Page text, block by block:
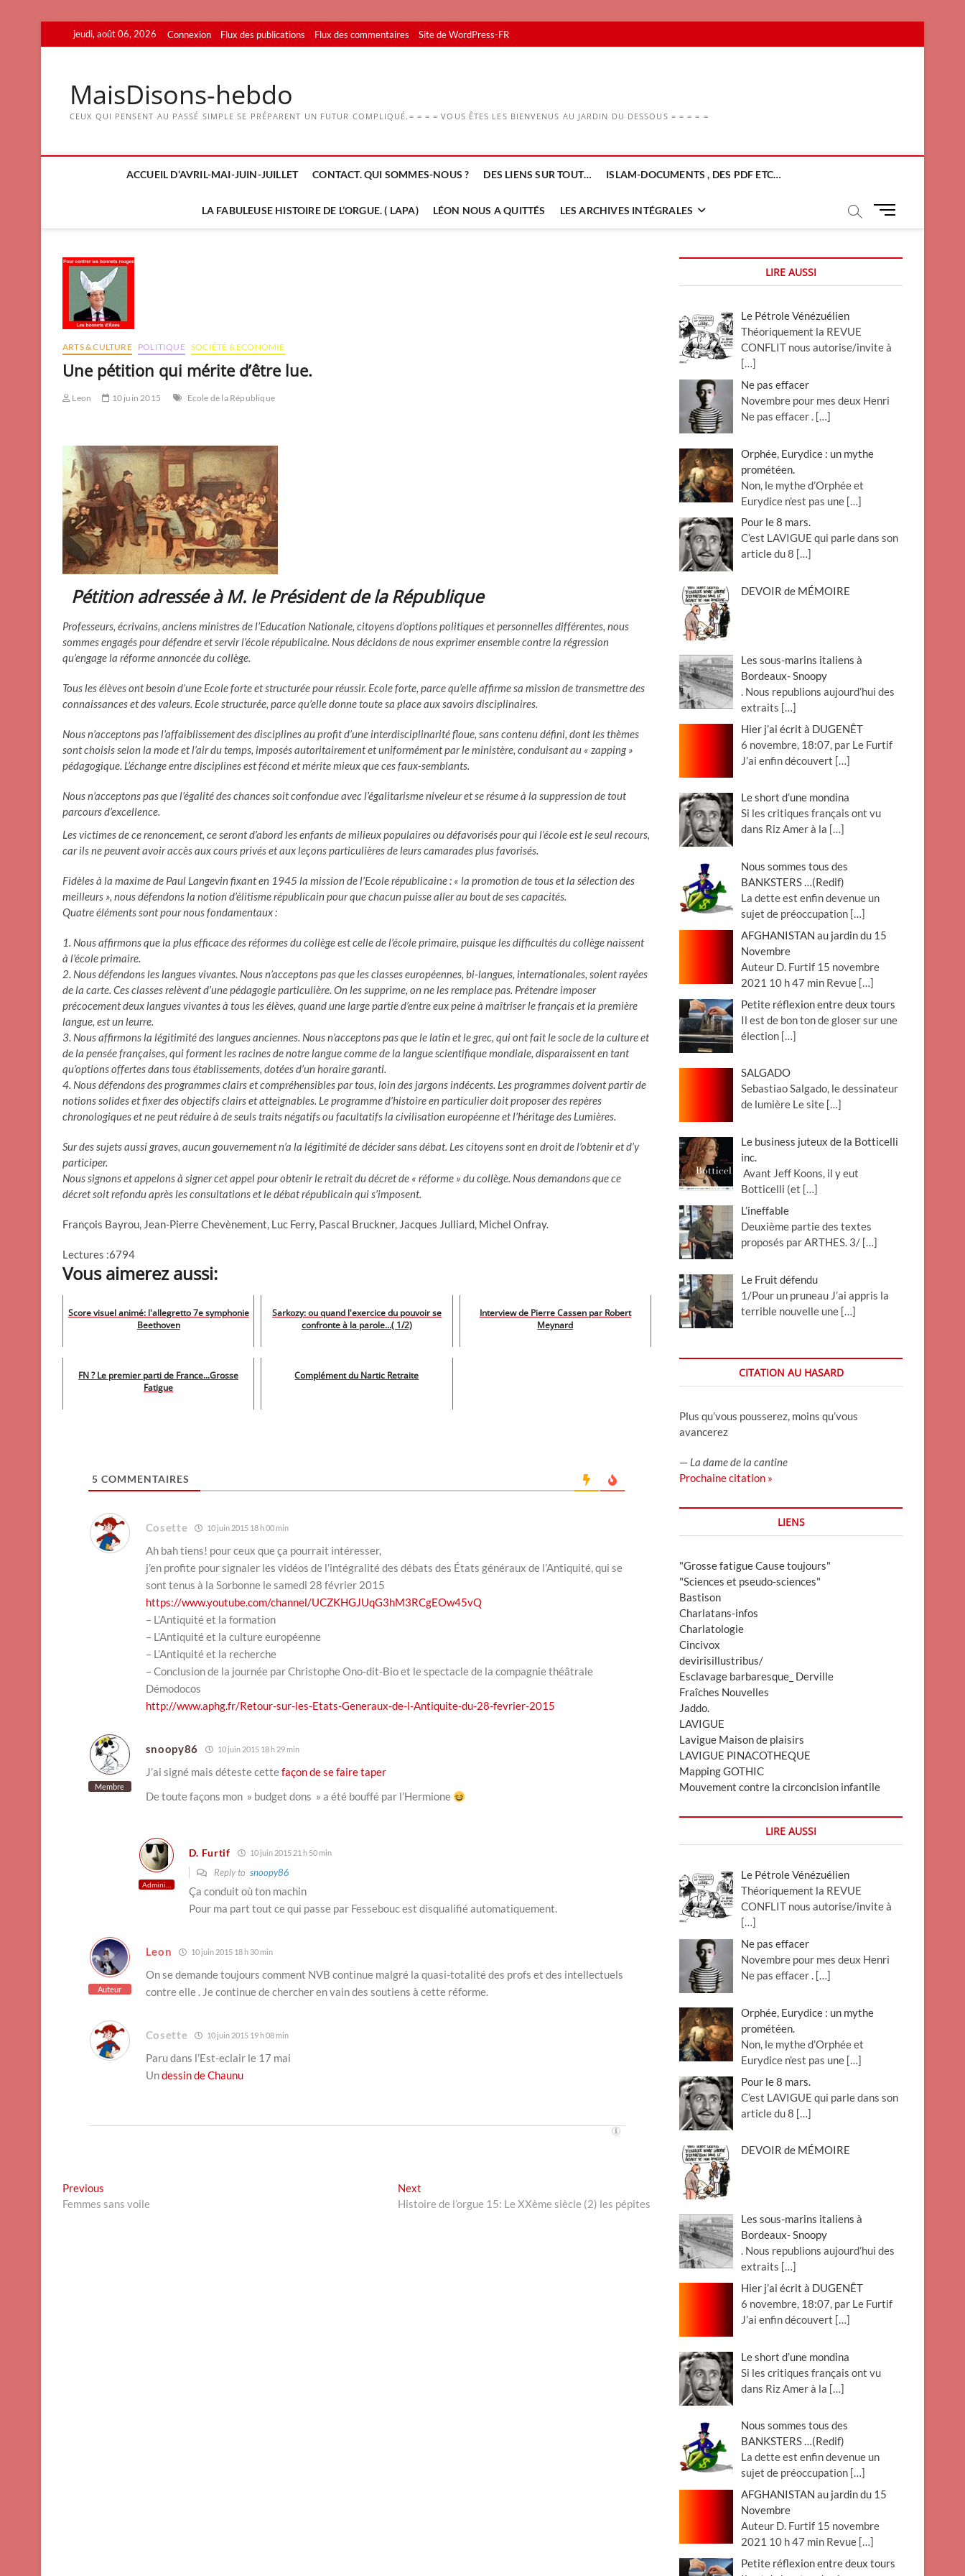
to
jeudi, août 06, 2026 Connexion Flux des publications Flux des commentaires Site de WordPress-FR
MaisDisons-hebdo
CEUX QUI PENSENT AU PASSÉ SIMPLE SE PRÉPARENT UN FUTUR COMPLIQUÉ.= = = = VOUS ÊTES LES BIENVENUS AU JARDIN DU DESSOUS = = = = =
ACCUEIL D’AVRIL-MAI-JUIN-JUILLET CONTACT. QUI SOMMES-NOUS ? DES LIENS SUR TOUT… ISLAM-DOCUMENTS , DES PDF ETC…
LA FABULEUSE HISTOIRE DE L’ORGUE. ( LAPA) LÉON NOUS A QUITTÉS LES ARCHIVES INTÉGRALES
M
u
u
n
ARTS & CULTURE POLITIQUE SOCIÉTÉ & ECONOMIE
Une pétition qui mérite d’être lue.
Leon 10 juin 2015 Ecole de la République
Pétition adressée à M. le Président de la République
Professeurs, écrivains, anciens ministres de l’Education Nationale, citoyens d’options politiques et personnelles différentes, nous
sommes engagés pour défendre et servir l’école républicaine. Nous décidons de nous exprimer ensemble contre la régression
qu’engage la réforme annoncée du collège.
Tous les élèves ont besoin d’une Ecole forte et structurée pour réussir. Ecole forte, parce qu’elle affirme sa mission de transmettre des
connaissances et des valeurs. Ecole structurée, parce qu’elle donne toute sa place aux savoirs disciplinaires.
Nous n’acceptons pas l’affaiblissement des disciplines au profit d’une interdisciplinarité floue, sans contenu défini, dont les thèmes
sont choisis selon la mode et l’air du temps, imposés autoritairement et uniformément par le ministère, conduisant au « zapping »
pédagogique. L’échange entre disciplines est fécond et mérite mieux que ces faux-semblants.
Nous n’acceptons pas que l’égalité des chances soit confondue avec l’égalitarisme niveleur et se résume à la suppression de tout
parcours d’excellence.
Les victimes de ce renoncement, ce seront d’abord les enfants de milieux populaires ou défavorisés pour qui l’école est le seul recours,
car ils ne peuvent avoir accès aux cours privés et aux leçons particulières de leurs camarades plus favorisés.
Fidèles à la maxime de Paul Langevin fixant en 1945 la mission de l’Ecole républicaine : « la promotion de tous et la sélection des
meilleurs », nous défendons la notion d’élitisme républicain pour que chacun puisse aller au bout de ses capacités.
Quatre éléments sont pour nous fondamentaux :
1. Nous affirmons que la plus efficace des réformes du collège est celle de l’école primaire, puisque les difficultés du collège naissent
à l’école primaire.
2. Nous défendons les langues vivantes. Nous n’acceptons pas que les classes européennes, bi-langues, internationales, soient rayées
de la carte. Ces classes relèvent d’une pédagogie particulière. On les supprime, on ne les remplace pas. Prétendre imposer
précocement deux langues vivantes à tous les élèves, quand une large partie d’entre eux peine à maîtriser le français et la première
langue, est un leurre.
3. Nous affirmons la légitimité des langues anciennes. Nous n’acceptons pas que le latin et le grec, qui ont fait le socle de la culture et
de la pensée françaises, qui forment les racines de notre langue comme de la langue scientifique mondiale, disparaissent en tant
qu’options offertes dans tous établissements, dotées d’un horaire garanti.
4. Nous défendons des programmes clairs et compréhensibles par tous, loin des jargons indécents. Les programmes doivent partir de
notions solides et fixer des objectifs clairs et atteignables. Le programme d’histoire en particulier doit proposer des repères
chronologiques et ne peut réduire à de seuls traits négatifs ou facultatifs la civilisation européenne et l’héritage des Lumières.
Sur des sujets aussi graves, aucun gouvernement n’a la légitimité de décider sans débat. Les citoyens sont en droit de l’obtenir et d’y
participer.
Nous signons et appelons à signer cet appel pour obtenir le retrait du décret de « réforme » du collège. Nous demandons que ce
décret soit refondu après les consultations et le débat républicain qui s’imposent.
François Bayrou, Jean-Pierre Chevènement, Luc Ferry, Pascal Bruckner, Jacques Julliard, Michel Onfray.
Lectures :6794
Vous aimerez aussi:
Score visuel animé: l'allegretto 7e symphonie
Beethoven
Sarkozy: ou quand l'exercice du pouvoir se
confronte à la parole...( 1/2)
Interview de Pierre Cassen par Robert
Meynard
FN ? Le premier parti de France...Grosse
Fatigue
Complément du Nartic Retraite
5 COMMENTAIRES
Cosette 10 juin 2015 18 h 00 min
Ah bah tiens! pour ceux que ça pourrait intéresser,
j’en profite pour signaler les vidéos de l’intégralité des débats des États généraux de l’Antiquité, qui se
sont tenus à la Sorbonne le samedi 28 février 2015
https://www.youtube.com/channel/UCZKHGJUqG3hM3RCgEOw45vQ
– L’Antiquité et la formation
– L’Antiquité et la culture européenne
– L’Antiquité et la recherche
– Conclusion de la journée par Christophe Ono-dit-Bio et le spectacle de la compagnie théâtrale
Démodocos
http://www.aphg.fr/Retour-sur-les-Etats-Generaux-de-l-Antiquite-du-28-fevrier-2015
Membre
snoopy86 10 juin 2015 18 h 29 min
J’ai signé mais déteste cettefaçon de se faire taper
De toute façons mon » budget dons » a été bouffé par l’Hermione
D. Furtif 10 juin 2015 21 h 50 min
Reply to snoopy86
Ça conduit où ton machin
Pour ma part tout ce qui passe par Fessebouc est disqualifié automatiquement.
Auteur
Leon 10 juin 2015 18 h 30 min
On se demande toujours comment NVB continue malgré la quasi-totalité des profs et des intellectuels
contre elle . Je continue de chercher en vain des soutiens à cette réforme.
Cosette 10 juin 2015 19 h 08 min
Paru dans l’Est-eclair le 17 mai
Undessin de Chaunu
Navigation
de
Previous
post:
Femmes sans voile
Next
post:
Histoire de l’orgue 15: Le XXème siècle (2) les pépites
LIRE AUSSI
Le Pétrole Vénézuélien
Théoriquement la REVUE
CONFLIT nous autorise/invite à
[…]
Ne pas effacer
Novembre pour mes deux Henri
Ne pas effacer . […]
Orphée, Eurydice : un mythe
prométéen.
Non, le mythe d’Orphée et
Eurydice n’est pas une […]
Pour le 8 mars.
C’est LAVIGUE qui parle dans son
article du 8 […]
DEVOIR de MÉMOIRE
Les sous-marins italiens à
Bordeaux- Snoopy
. Nous republions aujourd’hui des
extraits […]
Hier j’ai écrit à DUGENÊT
6 novembre, 18:07, par Le Furtif
J’ai enfin découvert […]
Le short d’une mondina
Si les critiques français ont vu
dans Riz Amer à la […]
Nous sommes tous des
BANKSTERS …(Redif)
La dette est enfin devenue un
sujet de préoccupation […]
AFGHANISTAN au jardin du 15
Novembre
Auteur D. Furtif 15 novembre
2021 10 h 47 min Revue […]
Petite réflexion entre deux tours
Il est de bon ton de gloser sur une
élection […]
SALGADO
Sebastiao Salgado, le dessinateur
de lumière Le site […]
Le business juteux de la Botticelli
inc.
Avant Jeff Koons, il y eut
Botticelli (et […]
L’ineffable
Deuxième partie des textes
proposés par ARTHES. 3/ […]
Le Fruit défendu
1/Pour un pruneau J’ai appris la
terrible nouvelle une […]
CITATION AU HASARD
Plus qu’vous pousserez, moins qu’vous
avancerez
— La dame de la cantine
Prochaine citation »
LIENS
"Grosse fatigue Cause toujours"
"Sciences et pseudo-sciences"
Bastison
Charlatans-infos
Charlatologie
Cincivox
devirisillustribus/
Esclavage barbaresque_ Derville
Fraîches Nouvelles
Jaddo.
LAVIGUE
Lavigue Maison de plaisirs
LAVIGUE PINACOTHEQUE
Mapping GOTHIC
Mouvement contre la circoncision infantile
LIRE AUSSI
Le Pétrole Vénézuélien
Théoriquement la REVUE
CONFLIT nous autorise/invite à
[…]
Ne pas effacer
Novembre pour mes deux Henri
Ne pas effacer . […]
Orphée, Eurydice : un mythe
prométéen.
Non, le mythe d’Orphée et
Eurydice n’est pas une […]
Pour le 8 mars.
C’est LAVIGUE qui parle dans son
article du 8 […]
DEVOIR de MÉMOIRE
Les sous-marins italiens à
Bordeaux- Snoopy
. Nous republions aujourd’hui des
extraits […]
Hier j’ai écrit à DUGENÊT
6 novembre, 18:07, par Le Furtif
J’ai enfin découvert […]
Le short d’une mondina
Si les critiques français ont vu
dans Riz Amer à la […]
Nous sommes tous des
BANKSTERS …(Redif)
La dette est enfin devenue un
sujet de préoccupation […]
AFGHANISTAN au jardin du 15
Novembre
Auteur D. Furtif 15 novembre
2021 10 h 47 min Revue […]
Petite réflexion entre deux tours